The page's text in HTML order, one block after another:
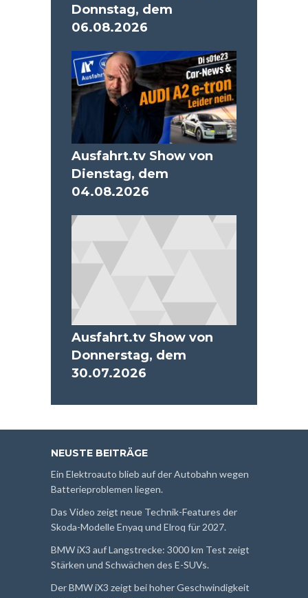
Donnstag, dem
06.08.2026
Ausfahrt.tv Show von
Dienstag, dem
04.08.2026
Ausfahrt.tv Show von
Donnerstag, dem
30.07.2026
NEUSTE BEITRÄGE
Ein Elektroauto blieb auf der Autobahn wegen
Batterieproblemen liegen.
Das Video zeigt neue Technik-Features der
Skoda-Modelle Enyaq und Elroq für 2027.
BMW iX3 auf Langstrecke: 3000 km Test zeigt
Stärken und Schwächen des E-SUVs.
Der BMW iX3 zeigt bei hoher Geschwindigkeit